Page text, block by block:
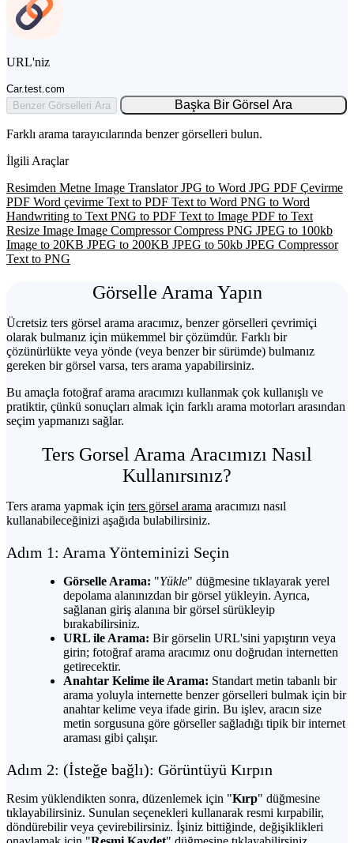
URL'niz
Car.test.com
Benzer Görselleri Ara
Başka Bir Görsel Ara
Farklı arama tarayıcılarında benzer görselleri bulun.
İlgili Araçlar
Resimden Metne Image TranslatorJPG to Word JPG PDF Çevirme
PDF Word çevirme Text to PDF Text to Word PNG to Word
Handwriting to Text PNG to PDF Text to Image PDF to Text
Resize Image Image CompressorCompress PNG JPEG to 100kb
Image to 20KB JPEG to 200KB JPEG to 50kb JPEG Compressor
Text to PNG
Görselle Arama Yapın
Ücretsiz ters görsel arama aracımız, benzer görselleri çevrimiçi
olarak bulmanız için mükemmel bir çözümdür. Farklı bir
çözünürlükte veya yönde (veya benzer bir sürümde) bulmanız
gereken bir görsel varsa, ters arama yapabilirsiniz.
Bu amaçla fotoğraf arama aracımızı kullanmak çok kullanışlı ve
pratiktir, çünkü sonuçları almak için farklı arama motorları arasından
seçim yapmanızı sağlar.
Ters Gorsel Arama Aracımızı Nasıl
Kullanırsınız?
Ters arama yapmak için ters görsel arama aracımızı nasıl
kullanabileceğinizi aşağıda bulabilirsiniz.
Adım 1: Arama Yönteminizi Seçin
Görselle Arama: "Yükle" düğmesine tıklayarak yerel
depolama alanınızdan bir görsel yükleyin. Ayrıca,
sağlanan giriş alanına bir görsel sürükleyip
bırakabilirsiniz.
URL ile Arama: Bir görselin URL'sini yapıştırın veya
girin; fotoğraf arama aracımız onu doğrudan internetten
getirecektir.
Anahtar Kelime ile Arama: Standart metin tabanlı bir
arama yoluyla internette benzer görselleri bulmak için bir
anahtar kelime veya ifade girin. Bu işlev, aracın size
metin sorgusuna göre görseller sağladığı tipik bir internet
araması gibi çalışır.
Adım 2: (İsteğe bağlı): Görüntüyü Kırpın
Resim yüklendikten sonra, düzenlemek için "Kırp" düğmesine
tıklayabilirsiniz. Sunulan seçenekleri kullanarak resmi kırpabilir,
döndürebilir veya çevirebilirsiniz. İşiniz bittiğinde, değişiklikleri